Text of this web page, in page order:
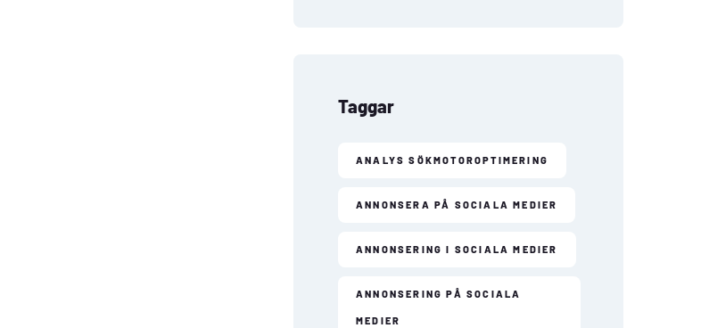
Taggar
ANALYS SÖKMOTOROPTIMERING
ANNONSERA PÅ SOCIALA MEDIER
ANNONSERING I SOCIALA MEDIER
ANNONSERING PÅ SOCIALA
MEDIER